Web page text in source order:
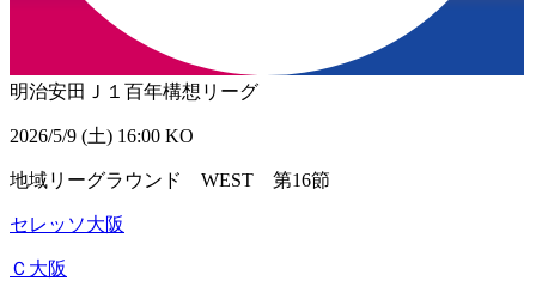
明治安田Ｊ１百年構想リーグ
2026/5/9 (土) 16:00 KO
地域リーグラウンド WEST 第16節
セレッソ大阪
Ｃ大阪